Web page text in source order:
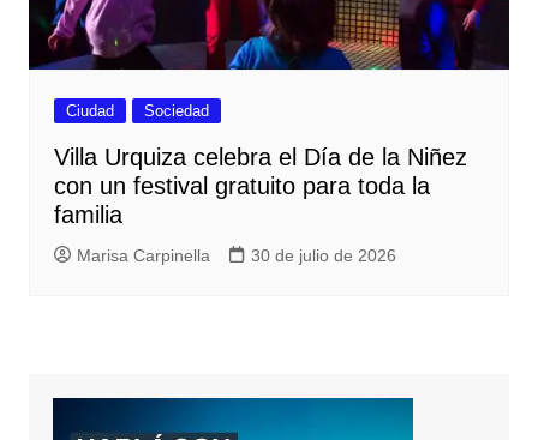
Ciudad Sociedad
Villa Urquiza celebra el Día de la Niñez
con un festival gratuito para toda la
familia
Marisa Carpinella 30 de julio de 2026